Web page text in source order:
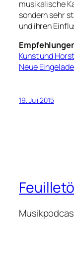
musikalische
sondern sehr
und ihren
Kunst und Horst
Neue
19. Juli 2015